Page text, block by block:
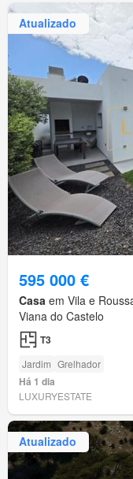
Atualizado
595 000 €
Casa em Vila e
Viana do Castelo
T3
Jardim Grelhador
Há 1 dia
LUXURYESTATE
Atualizado